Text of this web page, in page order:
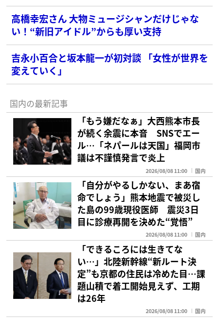
高橋幸宏さん 大物ミュージシャンだけじゃな
い！“新旧アイドル”からも厚い支持
吉永小百合と坂本龍一が初対談 「女性が世界を
変えていく」
国内の最新記事
「もう嫌だなぁ」大西熊本市長
が続く余震に本音 SNSでエー
ル…「ネパールは天国」福岡市
議は不謹慎発言で炎上
2026/08/08 11:00 国内
「自分がやるしかない、まあ宿
命でしょう」熊本地震で被災し
た島の99歳現役医師 震災3日
目に診療再開を決めた“覚悟”
2026/08/08 11:00 国内
「できるころには生きてな
い…」北陸新幹線“新ルート決
定”も京都の住民は冷めた目…課
題山積で着工開始見えず、工期
は26年
2026/08/08 11:00 国内